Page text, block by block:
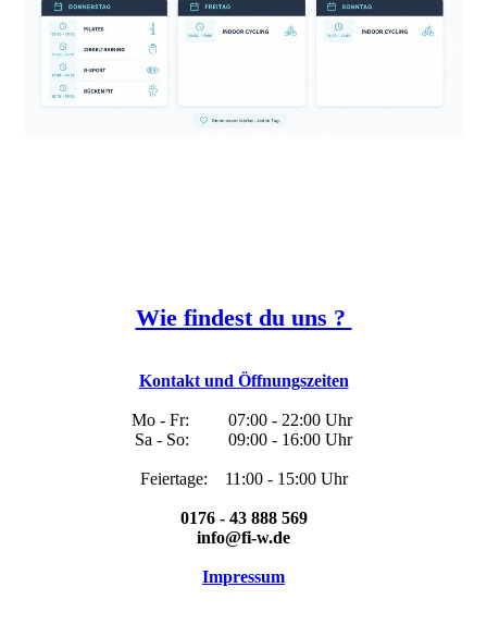
Wie findest du uns ?
Kontakt und Öffnungszeiten
Mo - Fr: 07:00 - 22:00 Uhr
Sa - So: 09:00 - 16:00 Uhr
Feiertage: 11:00 - 15:00 Uhr
0176 - 43 888 569
info@fi-w.de
Impressum